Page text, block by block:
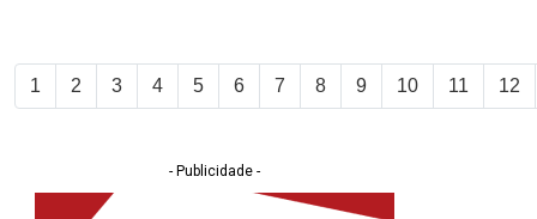
1 2 3 4 5 6 7 8 9 10 11 12
- Publicidade -